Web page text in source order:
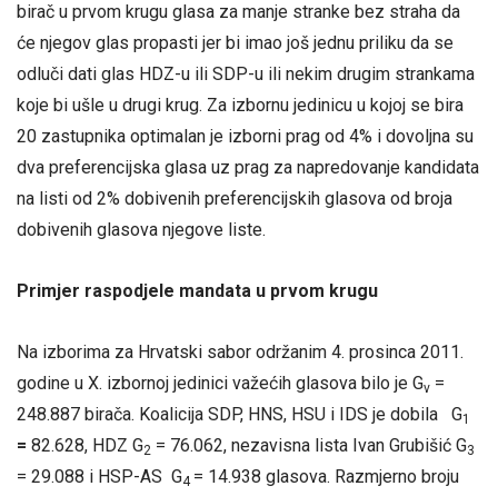
birač u prvom krugu glasa za manje stranke bez straha da
će njegov glas propasti jer bi imao još jednu priliku da se
odluči dati glas HDZ-u ili SDP-u ili nekim drugim strankama
koje bi ušle u drugi krug. Za izbornu jedinicu u kojoj se bira
20 zastupnika optimalan je izborni prag od 4% i dovoljna su
dva preferencijska glasa uz prag za napredovanje kandidata
na listi od 2% dobivenih preferencijskih glasova od broja
dobivenih glasova njegove liste.
Primjer raspodjele mandata u prvom krugu
Na izborima za Hrvatski sabor održanim 4. prosinca 2011.
godine u X. izbornoj jedinici važećih glasova bilo je Gv =
248.887 birača. Koalicija SDP, HNS, HSU i IDS je dobila G1
= 82.628, HDZ G2 = 76.062, nezavisna lista Ivan Grubišić G3
= 29.088 i HSP-AS G4 = 14.938 glasova. Razmjerno broju